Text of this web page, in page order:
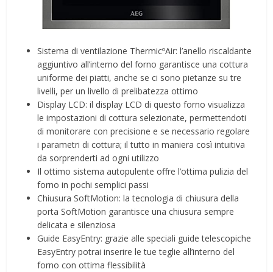
Sistema di ventilazione ThermicºAir: l’anello riscaldante
aggiuntivo all’interno del forno garantisce una cottura
uniforme dei piatti, anche se ci sono pietanze su tre
livelli, per un livello di prelibatezza ottimo
Display LCD: il display LCD di questo forno visualizza
le impostazioni di cottura selezionate, permettendoti
di monitorare con precisione e se necessario regolare
i parametri di cottura; il tutto in maniera così intuitiva
da sorprenderti ad ogni utilizzo
Il ottimo sistema autopulente offre l’ottima pulizia del
forno in pochi semplici passi
Chiusura SoftMotion: la tecnologia di chiusura della
porta SoftMotion garantisce una chiusura sempre
delicata e silenziosa
Guide EasyEntry: grazie alle speciali guide telescopiche
EasyEntry potrai inserire le tue teglie all’interno del
forno con ottima flessibilità